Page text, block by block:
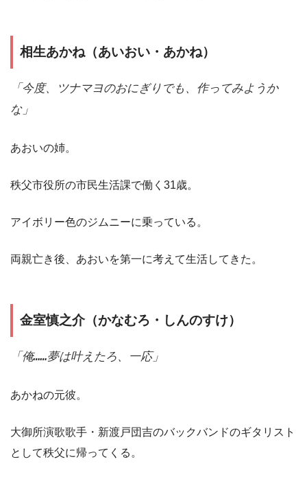
相生あかね（あいおい・あかね）
「今度、ツナマヨのおにぎりでも、作ってみようか
な」
あおいの姉。
秩父市役所の市民生活課で働く31歳。
アイボリー色のジムニーに乗っている。
両親亡き後、あおいを第一に考えて生活してきた。
金室慎之介（かなむろ・しんのすけ）
「俺……夢は叶えたろ、一応」
あかねの元彼。
大御所演歌歌手・新渡戸団吉のバックバンドのギタリスト
として秩父に帰ってくる。